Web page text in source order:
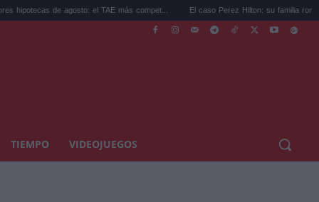
agosto: el TAE más compet... El caso Perez Hilton: su familia rompe el silencio...
TIEMPO VIDEOJUEGOS